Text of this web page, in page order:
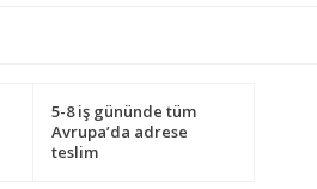
5-8 iş gününde tüm
Avrupa’da adrese
teslim